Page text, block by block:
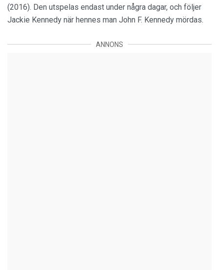
(2016). Den utspelas endast under några dagar, och följer
Jackie Kennedy när hennes man John F. Kennedy mördas.
ANNONS